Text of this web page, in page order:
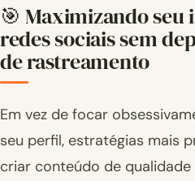
🎯 Maximizando seu
redes sociais sem
de rastreamento
Em vez de focar
seu perfil, estratégias mais
criar conteúdo de